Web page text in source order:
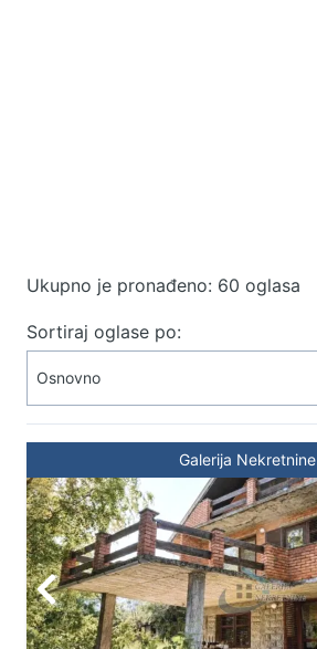
Ukupno je pronađeno: 60 oglasa
Sortiraj oglase po:
Galerija Nekretnine